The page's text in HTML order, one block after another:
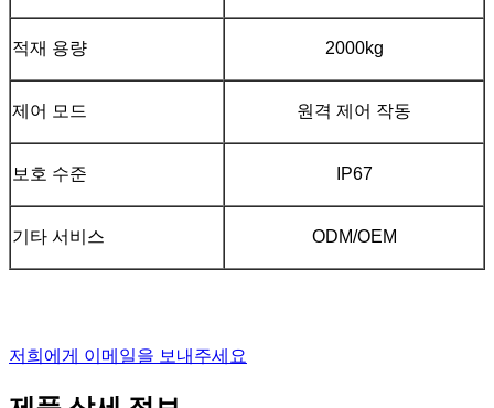
적재 용량 2000kg
제어 모드 원격 제어 작동
보호 수준 IP67
기타 서비스 ODM/OEM
저희에게 이메일을 보내주세요